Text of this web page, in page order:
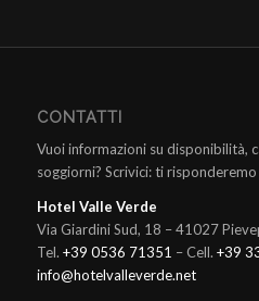
CONTATTI
Vuoi informazioni su disponibilità,
soggiorni? Scrivici: ti
Hotel Valle Verde
Via Giardini Sud, 18 – 41027
Tel. +39 0536 71351 – Cell. +39
info@hotelvalleverde.net